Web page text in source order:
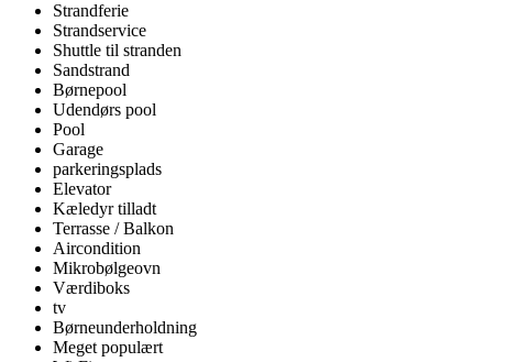
Strandferie
Strandservice
Shuttle til stranden
Sandstrand
Børnepool
Udendørs pool
Pool
Garage
parkeringsplads
Elevator
Kæledyr tilladt
Terrasse / Balkon
Aircondition
Mikrobølgeovn
Værdiboks
tv
Børneunderholdning
Meget populært